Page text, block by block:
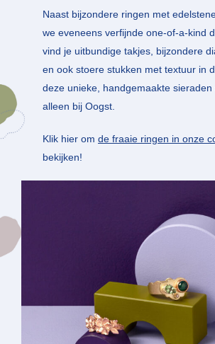
Naast bijzondere ringen met
we eveneens verfijnde one-of-a-kind
vind je uitbundige takjes, bijzondere
en ook stoere stukken met textuur in
deze unieke, handgemaakte sieraden
alleen bij Oogst.
Klik hier om de fraaie ringen in onze
bekijken!